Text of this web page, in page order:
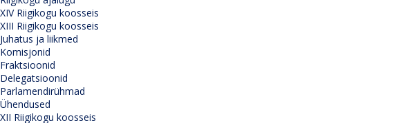
XIV Riigikogu koosseis
XIII Riigikogu koosseis
Juhatus ja liikmed
Komisjonid
Fraktsioonid
Delegatsioonid
Parlamendirühmad
Ühendused
XII Riigikogu koosseis